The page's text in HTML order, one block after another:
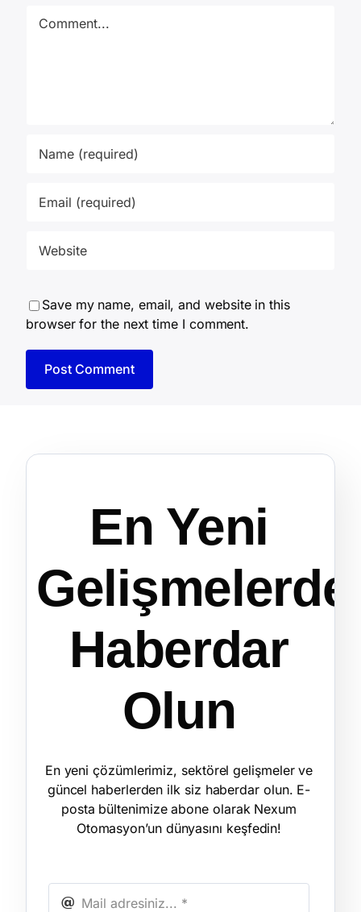
Save my name, email, and website in this
browser for the next time I comment.
En Yeni
Haberdar
Olun
En yeni çözümlerimiz, sektörel gelişmeler ve
güncel haberlerden ilk siz haberdar olun. E-
posta bültenimize abone olarak Nexum
Otomasyon’un dünyasını keşfedin!